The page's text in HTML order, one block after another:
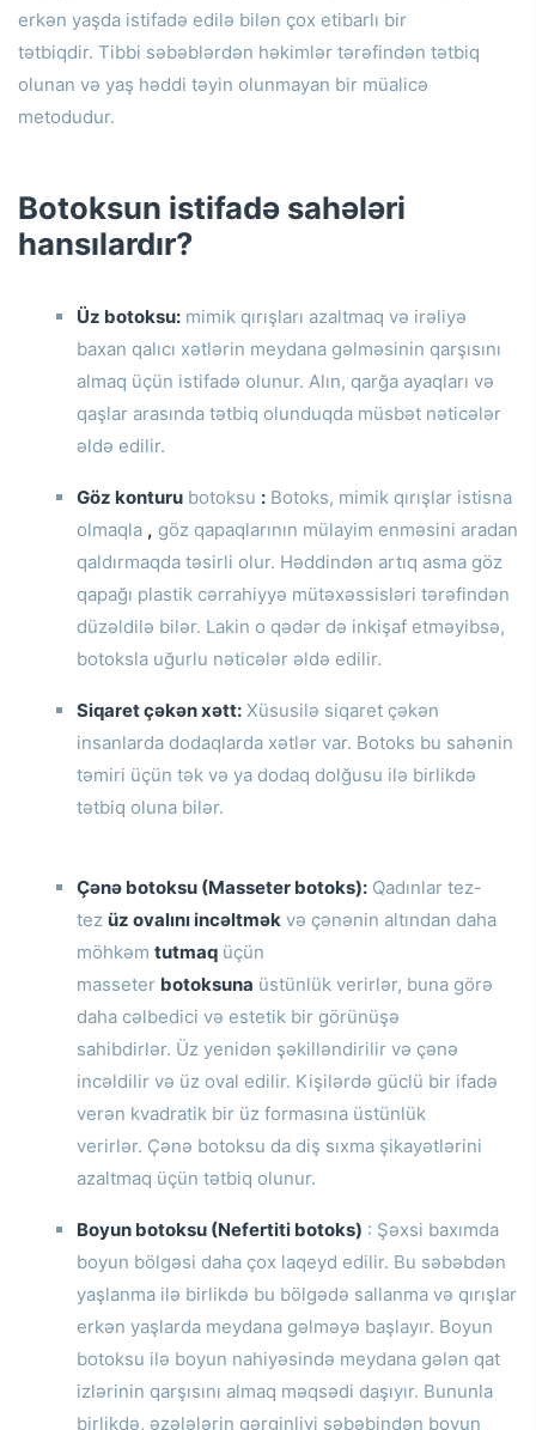
erkən yaşda istifadə edilə bilən çox etibarlı bir
tətbiqdir. Tibbi səbəblərdən həkimlər tərəfindən tətbiq
olunan və yaş həddi təyin olunmayan bir müalicə
metodudur.
Botoksun istifadə sahələri
hansılardır?
Üz botoksu:mimik qırışları azaltmaq və irəliyə
baxan qalıcı xətlərin meydana gəlməsinin qarşısını
almaq üçün istifadə olunur. Alın, qarğa ayaqları və
qaşlar arasında tətbiq olunduqda müsbət nəticələr
əldə edilir.
Göz konturubotoksu :Botoks, mimik qırışlar istisna
olmaqla , göz qapaqlarının mülayim enməsini aradan
qaldırmaqda təsirli olur. Həddindən artıq asma göz
qapağı plastik cərrahiyyə mütəxəssisləri tərəfindən
düzəldilə bilər. Lakin o qədər də inkişaf etməyibsə,
botoksla uğurlu nəticələr əldə edilir.
Siqaret çəkən xətt:Xüsusilə siqaret çəkən
insanlarda dodaqlarda xətlər var. Botoks bu sahənin
təmiri üçün tək və ya dodaq dolğusu ilə birlikdə
tətbiq oluna bilər.
Çənə botoksu (Masseter botoks):Qadınlar tez-
tez üz ovalını incəltməkvə çənənin altından daha
möhkəm tutmaqüçün
masseter botoksuna üstünlük verirlər, buna görə
daha cəlbedici və estetik bir görünüşə
sahibdirlər. Üz yenidən şəkilləndirilir və çənə
incəldilir və üz oval edilir. Kişilərdə güclü bir ifadə
verən kvadratik bir üz formasına üstünlük
verirlər. Çənə botoksu da diş sıxma şikayətlərini
azaltmaq üçün tətbiq olunur.
Boyun botoksu (Nefertiti botoks) : Şəxsi baxımda
boyun bölgəsi daha çox laqeyd edilir. Bu səbəbdən
yaşlanma ilə birlikdə bu bölgədə sallanma və qırışlar
erkən yaşlarda meydana gəlməyə başlayır. Boyun
botoksu ilə boyun nahiyəsində meydana gələn qat
izlərinin qarşısını almaq məqsədi daşıyır. Bununla
birlikdə, əzələlərin gərginliyi səbəbindən boyun